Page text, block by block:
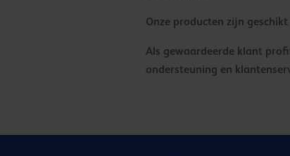
Onze producten zijn
Als gewaardeerde klant
ondersteuning en